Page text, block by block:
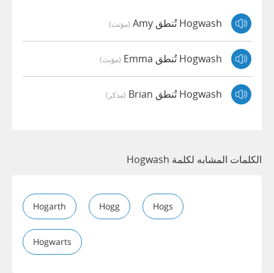
Hogwash تُنطق Amy (مؤنث)
Hogwash تُنطق Emma (مؤنث)
Hogwash تُنطق Brian (مذكر)
الكلمات المشابه لكلمة Hogwash
Hogarth Hogg Hogs
Hogwarts